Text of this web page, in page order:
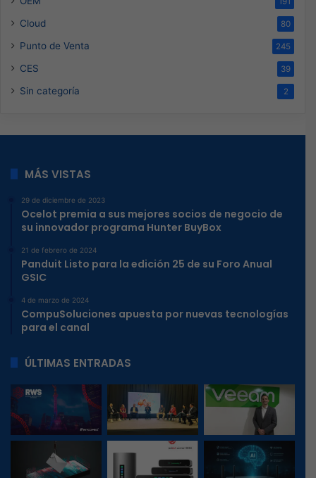
Cloud 80
Punto de Venta 245
CES 39
Sin categoría 2
MÁS VISTAS
29 de diciembre de 2023
Ocelot premia a sus mejores socios de negocio de
su innovador programa Hunter BuyBox
21 de febrero de 2024
Panduit Listo para la edición 25 de su Foro Anual
GSIC
4 de marzo de 2024
CompuSoluciones apuesta por nuevas tecnologías
para el canal
ÚLTIMAS ENTRADAS